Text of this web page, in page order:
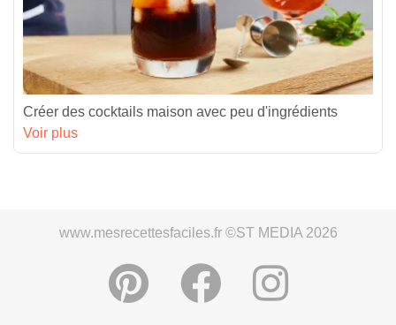
Créer des cocktails maison avec peu d'ingrédients
Voir plus
www.mesrecettesfaciles.fr ©ST MEDIA 2026